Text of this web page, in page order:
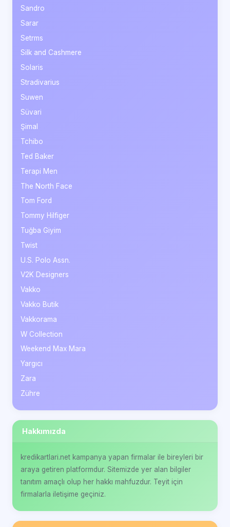
Sandro
Sarar
Setrms
Silk and Cashmere
Solaris
Stradivarius
Suwen
Süvari
Şimal
Tchibo
Ted Baker
Terapi Men
The North Face
Tom Ford
Tommy Hilfiger
Tuğba Giyim
Twist
U.S. Polo Assn.
V2K Designers
Vakko
Vakko Butik
Vakkorama
W Collection
Weekend Max Mara
Yargıcı
Zara
Zühre
Hakkımızda
kredikartlari.net kampanya yapan firmalar ile bireyleri bir
araya getiren platformdur. Sitemizde yer alan bilgiler
tanıtım amaçlı olup her hakkı mahfuzdur. Teyit için
firmalarla iletişime geçiniz.